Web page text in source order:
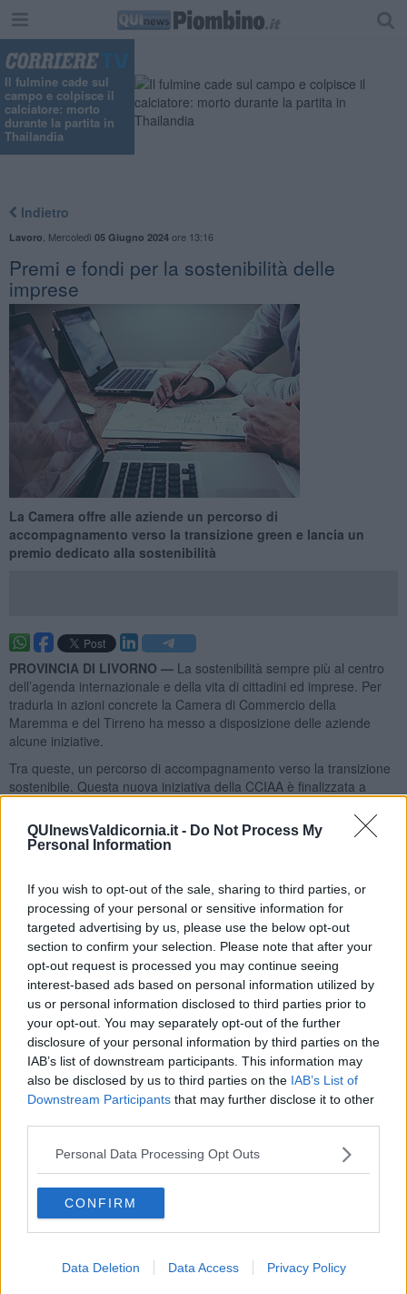
QUInewsValdicornia.it - Do Not Process My
Personal Information
If you wish to opt-out of the sale, sharing to third parties, or
processing of your personal or sensitive information for
targeted advertising by us, please use the below opt-out
section to confirm your selection. Please note that after your
opt-out request is processed you may continue seeing
interest-based ads based on personal information utilized by
us or personal information disclosed to third parties prior to
your opt-out. You may separately opt-out of the further
disclosure of your personal information by third parties on the
IAB’s list of downstream participants. This information may
also be disclosed by us to third parties on the IAB’s List of
Downstream Participants that may further disclose it to other
Personal Data Processing Opt Outs
CONFIRM
Data Deletion Data Access Privacy Policy
Il fulmine cade sul
campo e colpisce il
calciatore: morto
durante la partita in
Thailandia
Indietro
Lavoro Mercoledì 05 Giugno 2024ore 13:16
Premi e fondi per la sostenibilità delle
imprese
La Camera offre alle aziende un percorso di
accompagnamento verso la transizione green e lancia un
premio dedicato alla sostenibilità
PROVINCIA DI LIVORNO — La sostenibilità sempre più al centro
dell’agenda internazionale e della vita di cittadini ed imprese. Per
tradurla in azioni concrete la Camera di Commercio della
Maremma e del Tirreno ha messo a disposizione delle aziende
alcune iniziative.
Tra queste, un percorso di accompagnamento verso la transizione
sostenibile. Questa nuova iniziativa della CCIAA è finalizzata a
Livorno nell’avvio di un percorso di transizione sostenibile.
L’obiettivo è rafforzare le competenze delle imprese in ambito green
e di governance - al fine di individuare possibili soluzioni strategiche
per un miglioramento delle loro performance di sostenibilità. Il
percorso si articola in varie fasi: il primo step è un ciclo di 6 incontri
formativi gratuiti on line dall’11 giugno all’11 luglio, aperti a tutte le
imprese previa iscrizione e volti ad approfondire i vantaggi per chi
sposa i temi della sostenibilità. Le aziende che parteciperanno ad
almeno 5 incontri potranno poi inviare la manifestazione d’interesse
per accedere all’assistenza personalizzata, che sarà riservata a 10
imprese. Per ciascuna di queste aziende sarà elaborato uno
specificopiano di azione per la transizione greene saranno
organizzati incontri personalizzati da remoto con i referenti di ogni
impresa. A disposizione per tutte le aziende anche ‘SUSTAINability’
compilare un questionario online per l’autovalutazione
dell’impresa rispetto alla sostenibilità. La CCIAA, dunque,
supporterà le realtà imprenditoriali in ogni fase verso la sostenibilità
ed i risultati saranno presentati in un evento finale per la
condivisione di buone pratiche.